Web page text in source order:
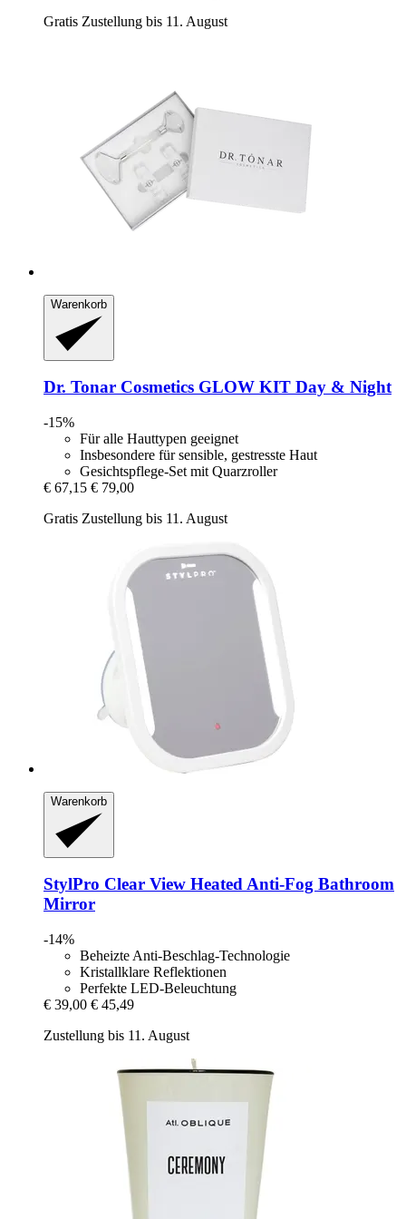
Gratis Zustellung bis 11. August
Warenkorb
Dr. Tonar Cosmetics GLOW KIT Day & Night
-15%
Für alle Hauttypen geeignet
Insbesondere für sensible, gestresste Haut
Gesichtspflege-Set mit Quarzroller
€ 67,15 € 79,00
Gratis Zustellung bis 11. August
Warenkorb
StylPro Clear View Heated Anti-​Fog Bathroom
Mirror
-14%
Beheizte Anti-Beschlag-Technologie
Kristallklare Reflektionen
Perfekte LED-Beleuchtung
€ 39,00 € 45,49
Zustellung bis 11. August